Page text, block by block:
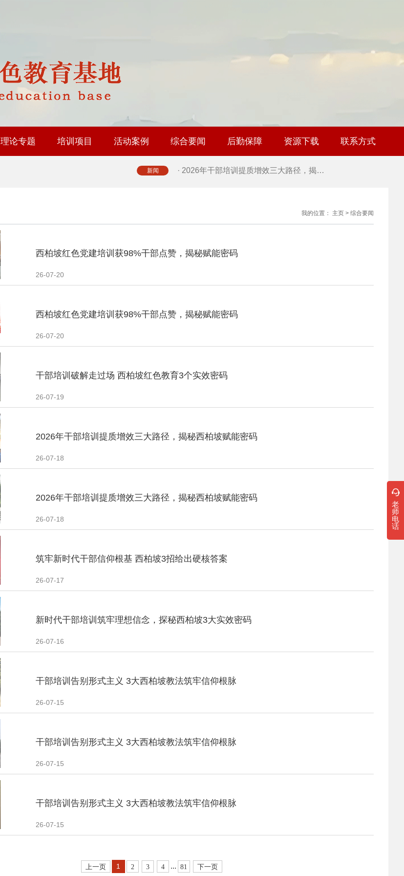
理论专题 培训项目
政协委员履职能力提升
人大代表履职能力提升
工会系统干部研修
乡村振兴专题培训
社会治理专题培训
中层履职能力提升
大思政课实践研修
红色教育研学课程
活动案例 综合要闻 后勤保障 资源下载 联系方式
新闻
· 西柏坡红色党建培训获98%干部点赞，…
· 2026年干部培训提质增效三大路径，揭…
· 2026年干部培训提质增效三大路径，揭…
· 干部培训告别形式主义 3大西柏坡教法…
我的位置： 主页 > 综合要闻
西柏坡红色党建培训获98%干部点赞，揭秘赋能密码
26-07-20
西柏坡红色党建培训获98%干部点赞，揭秘赋能密码
26-07-20
干部培训破解走过场 西柏坡红色教育3个实效密码
26-07-19
2026年干部培训提质增效三大路径，揭秘西柏坡赋能密码
26-07-18
2026年干部培训提质增效三大路径，揭秘西柏坡赋能密码
26-07-18
筑牢新时代干部信仰根基 西柏坡3招给出硬核答案
26-07-17
新时代干部培训筑牢理想信念，探秘西柏坡3大实效密码
26-07-16
干部培训告别形式主义 3大西柏坡教法筑牢信仰根脉
26-07-15
干部培训告别形式主义 3大西柏坡教法筑牢信仰根脉
26-07-15
干部培训告别形式主义 3大西柏坡教法筑牢信仰根脉
26-07-15
上一页 1 2 3 4 ... 81 下一页
老
师
电
话